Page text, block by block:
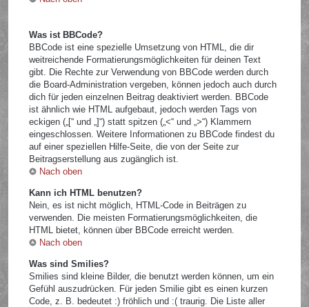
Was ist BBCode?
BBCode ist eine spezielle Umsetzung von HTML, die dir
weitreichende Formatierungsmöglichkeiten für deinen Text
gibt. Die Rechte zur Verwendung von BBCode werden durch
die Board-Administration vergeben, können jedoch auch durch
dich für jeden einzelnen Beitrag deaktiviert werden. BBCode
ist ähnlich wie HTML aufgebaut, jedoch werden Tags von
eckigen („[“ und „]“) statt spitzen („<“ und „>“) Klammern
eingeschlossen. Weitere Informationen zu BBCode findest du
auf einer speziellen Hilfe-Seite, die von der Seite zur
Beitragserstellung aus zugänglich ist.
Nach oben
Kann ich HTML benutzen?
Nein, es ist nicht möglich, HTML-Code in Beiträgen zu
verwenden. Die meisten Formatierungsmöglichkeiten, die
HTML bietet, können über BBCode erreicht werden.
Nach oben
Was sind Smilies?
Smilies sind kleine Bilder, die benutzt werden können, um ein
Gefühl auszudrücken. Für jeden Smilie gibt es einen kurzen
Code, z. B. bedeutet :) fröhlich und :( traurig. Die Liste aller